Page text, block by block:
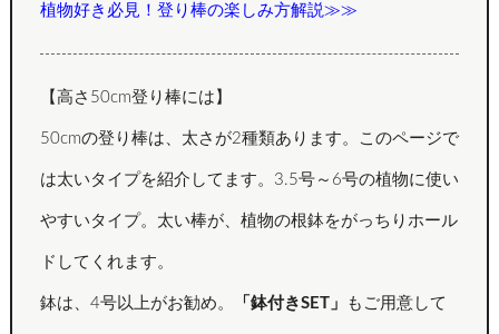
植物好き必見！登り棒の楽しみ方解説≫≫
【高さ50cm登り棒には】
50cmの登り棒は、太さが2種類あります。このページで
は太いタイプを紹介してます。3.5号～6号の植物に使い
やすいタイプ。太い棒が、植物の根鉢をがっちりホール
ドしてくれます。
鉢は、4号以上がお勧め。 「鉢付きSET」 もご用意して